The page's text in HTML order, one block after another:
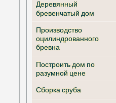
Деревянный
бревенчатый дом
Производство
оцилиндрованного
бревна
Построить дом по
разумной цене
Сборка сруба